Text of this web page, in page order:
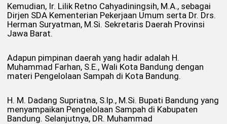
Kemudian, Ir. Lilik Retno Cahyadiningsih, M.A., sebagai
Dirjen SDA Kementerian Pekerjaan Umum serta Dr. Drs.
Herman Suryatman, M.Si. Sekretaris Daerah Provinsi
Jawa Barat.
Adapun pimpinan daerah yang hadir adalah H.
Muhammad Farhan, S.E., Wali Kota Bandung dengan
materi Pengelolaan Sampah di Kota Bandung.
H. M. Dadang Supriatna, S.lp., M.Si. Bupati Bandung yang
menyampaikan Pengelolaan Sampah di Kabupaten
Bandung. Selanjutnya, DR. Muhammad